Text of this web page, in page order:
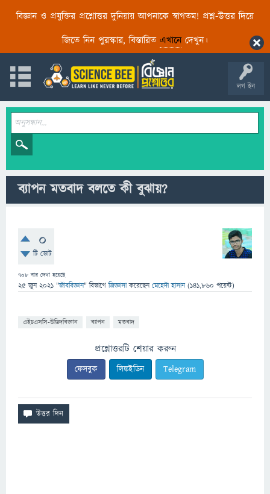
বিজ্ঞান ও প্রযুক্তির প্রশ্নোত্তর দুনিয়ায় আপনাকে স্বাগতম! প্রশ্ন-উত্তর দিয়ে
জিতে নিন পুরস্কার, বিস্তারিত এখানেদেখুন।
লগ ইন
ব্যাপন মতবাদ বলতে কী বুঝায়?
0
টি ভোট
708 বার দেখা হয়েছে
25 জুন 2021 "জীববিজ্ঞান" বিভাগে জিজ্ঞাসাকরেছেনমেহেদী হাসান (141,860 পয়েন্ট)
এইচএসসি-উদ্ভিদবিজ্ঞান ব্যাপন মতবাদ
প্রশ্নোত্তরটি শেয়ার করুন
ফেসবুক লিঙ্কইডিন Telegram